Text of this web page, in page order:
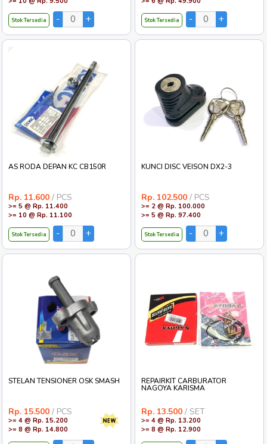
Stok Tersedia Stok Tersedia
AS RODA DEPAN KC CB150R
Rp. 11.600 / PCS
>= 5 @ Rp. 11.400
>= 10 @ Rp. 11.100
Stok Tersedia
KUNCI DISC VEISON DX2-3
Rp. 102.500 / PCS
>= 2 @ Rp. 100.000
>= 5 @ Rp. 97.400
Stok Tersedia
STELAN TENSIONER OSK SMASH
Rp. 15.500 / PCS
>= 4 @ Rp. 15.200
>= 8 @ Rp. 14.800
REPAIRKIT CARBURATOR
NAGOYA KARISMA
Rp. 13.500 / SET
>= 4 @ Rp. 13.200
>= 8 @ Rp. 12.900